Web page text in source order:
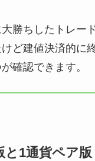
勝ちしたトレー
ど建値決済的に
確認できます。
と1通貨ペア版